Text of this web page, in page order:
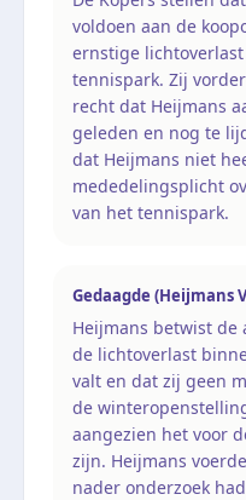
voldoen aan de
ernstige
tennispark. Zij
recht dat Heijmans
geleden en nog te
dat Heijmans niet
mededelingsplicht
van het tennispark.
Gedaagde (Heijmans
Heijmans betwist
de lichtoverlast
valt en dat zij geen
de
aangezien het voor
zijn. Heijmans
nader onderzoek